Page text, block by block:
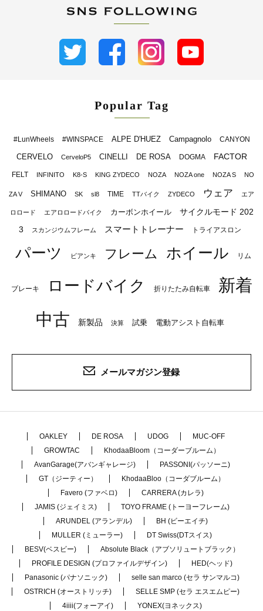
Popular Tag
#LunWheels #WINSPACE ALPE D'HUEZ Campagnolo CANYON
CERVELO CerveloP5 CINELLI DE ROSA DOGMA FACTOR
FELT INFINITO K8-S KING ZYDECO NOZA NOZA one NOZA S NO
ZA V SHIMANO SK sl8 TIME TTバイク ZYDECO ウェア エア
ロロード エアロロードバイク カーボンホイール
サイクルモード 202
3
スカンジウムフレーム スマートトレーナー トライアスロン
パーツ ビアンキ フレーム ホイール リム
ブレーキ ロードバイク 折りたたみ自転車
新着
中古
新製品 決算 試乗 電動アシスト自転車
メールマガジン登録
OAKLEY DE ROSA UDOG
MUC-OFF
GROWTAC
KhodaaBloom（コーダーブルーム）
AvanGarage(アバンギャレージ)
PASSONI(パッソーニ)
GT（ジーティー）
KhodaaBloo（コーダブルーム）
Favero (ファベロ)
CARRERA (カレラ)
JAMIS (ジェイミス)
TOYO FRAME (トーヨーフレーム)
ARUNDEL (アランデル)
BH (ビーエイチ)
MULLER (ミューラー)
DT Swiss(DTスイス)
BESV(ベスビー)
Absolute Black（アブソリュートブラック）
PROFILE DESIGN (プロファイルデザイン)
HED(ヘッド)
Panasonic (パナソニック)
selle san marco (セラ サンマルコ)
OSTRICH (オーストリッチ)
SELLE SMP (セラ エスエムピー)
4iiii(フォーアイ)
YONEX(ヨネックス)